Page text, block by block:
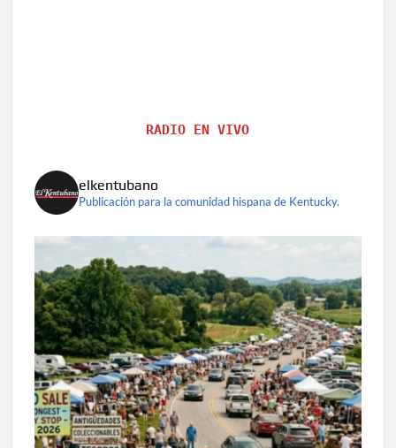
RADIO EN VIVO
elkentubano
Publicación para la comunidad hispana de Kentucky.